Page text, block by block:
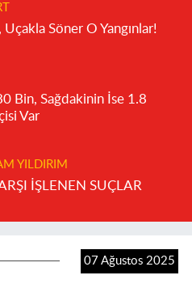
Söner O Yangınlar!
Bin, Sağdakinin İse 1.8
Var
YILDIRIM
İŞLENEN SUÇLAR
07 Ağustos 2025